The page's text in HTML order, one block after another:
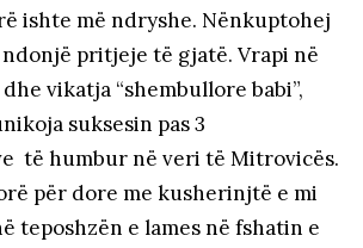
ishte më ndryshe. Nënkuptohej
pritjeje të gjatë. Vrapi në
vikatja “shembullore babi”,
suksesin pas 3
të humbur në veri të Mitrovicës.
për dore me kusherinjtë e mi
teposhzën e lames në fshatin e